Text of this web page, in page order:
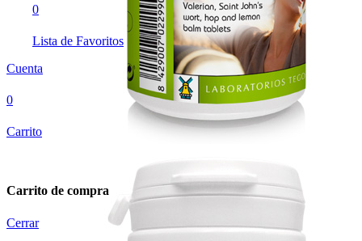
0
Lista de Favoritos
Cuenta
0
Carrito
Carrito de compra
Cerrar